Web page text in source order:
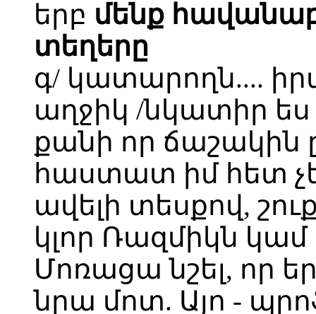
երբ մենք
տեղերը
գ/ կատարողն....
աղջիկ /նկատիր ես
քանի որ ճաշակին
հաստատ իմ հետ
ավելի տեսքով,
կլոր Ռազմիկն
Մոռացա նշել, որ
նրա մոտ. Այո -